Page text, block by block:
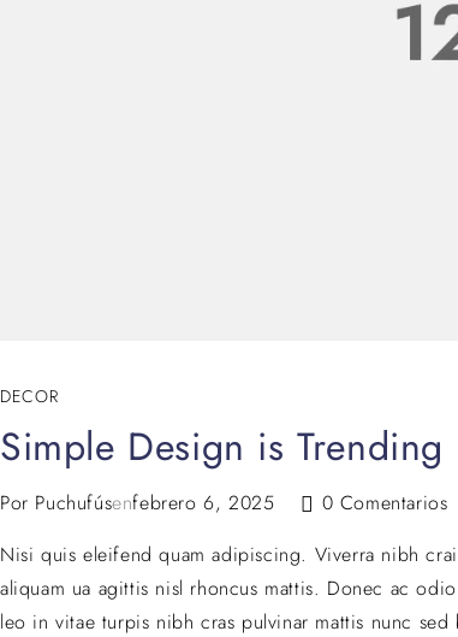
DECOR
Simple Design is Trending
Por Puchufúsenfebrero 6, 2025
0 Comentarios
Nisi quis eleifend quam adipiscing. Viverra nibh
aliquam ua agittis nisl rhoncus mattis. Donec ac
leo in vitae turpis nibh cras pulvinar mattis nunc